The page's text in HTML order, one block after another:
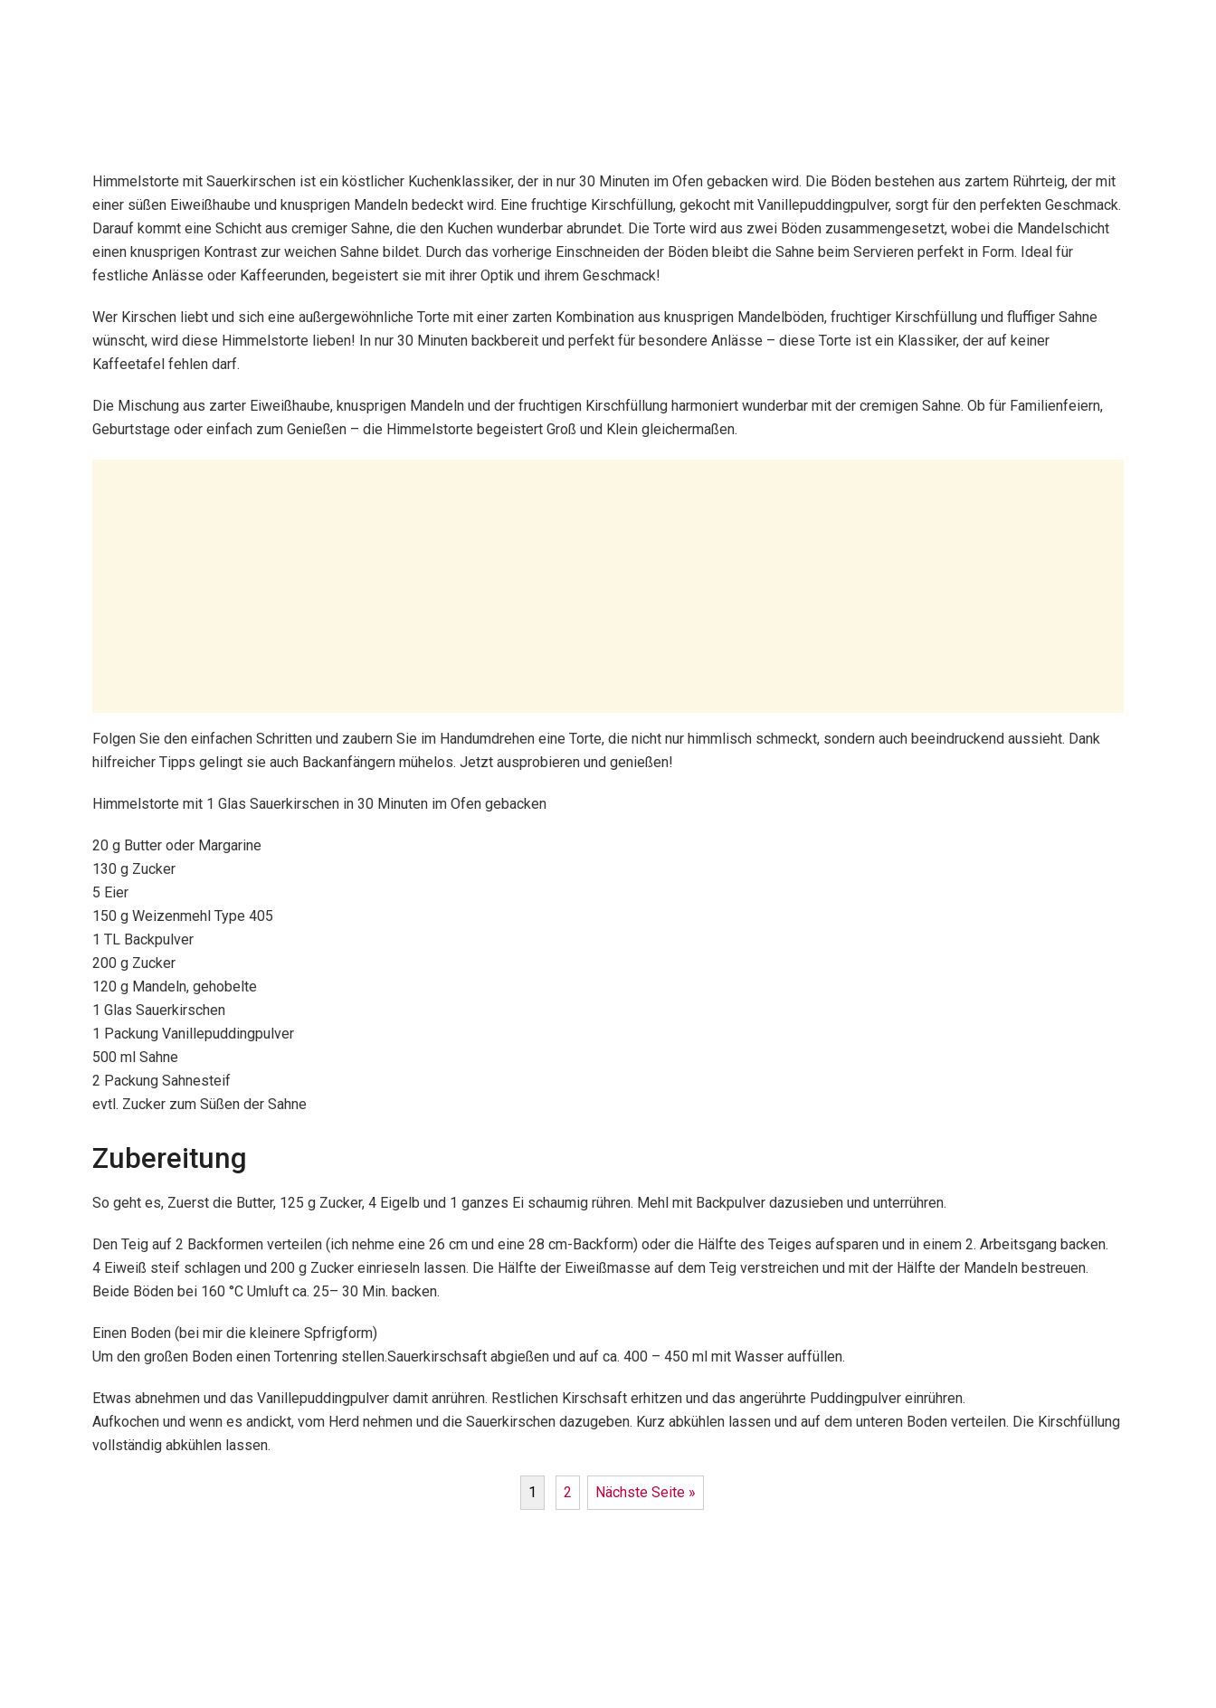
Himmelstorte mit Sauerkirschen ist ein köstlicher Kuchenklassiker, der in nur 30 Minuten im Ofen gebacken wird. Die Böden bestehen aus zartem Rührteig, der mit
einer süßen Eiweißhaube und knusprigen Mandeln bedeckt wird. Eine fruchtige Kirschfüllung, gekocht mit Vanillepuddingpulver, sorgt für den perfekten Geschmack.
Darauf kommt eine Schicht aus cremiger Sahne, die den Kuchen wunderbar abrundet. Die Torte wird aus zwei Böden zusammengesetzt, wobei die Mandelschicht
einen knusprigen Kontrast zur weichen Sahne bildet. Durch das vorherige Einschneiden der Böden bleibt die Sahne beim Servieren perfekt in Form. Ideal für
festliche Anlässe oder Kaffeerunden, begeistert sie mit ihrer Optik und ihrem Geschmack!
Wer Kirschen liebt und sich eine außergewöhnliche Torte mit einer zarten Kombination aus knusprigen Mandelböden, fruchtiger Kirschfüllung und fluffiger Sahne
wünscht, wird diese Himmelstorte lieben! In nur 30 Minuten backbereit und perfekt für besondere Anlässe – diese Torte ist ein Klassiker, der auf keiner
Kaffeetafel fehlen darf.
Die Mischung aus zarter Eiweißhaube, knusprigen Mandeln und der fruchtigen Kirschfüllung harmoniert wunderbar mit der cremigen Sahne. Ob für Familienfeiern,
Geburtstage oder einfach zum Genießen – die Himmelstorte begeistert Groß und Klein gleichermaßen.
Folgen Sie den einfachen Schritten und zaubern Sie im Handumdrehen eine Torte, die nicht nur himmlisch schmeckt, sondern auch beeindruckend aussieht. Dank
hilfreicher Tipps gelingt sie auch Backanfängern mühelos. Jetzt ausprobieren und genießen!
Himmelstorte mit 1 Glas Sauerkirschen in 30 Minuten im Ofen gebacken
20 g Butter oder Margarine
130 g Zucker
5 Eier
150 g Weizenmehl Type 405
1 TL Backpulver
200 g Zucker
120 g Mandeln, gehobelte
1 Glas Sauerkirschen
1 Packung Vanillepuddingpulver
500 ml Sahne
2 Packung Sahnesteif
evtl. Zucker zum Süßen der Sahne
Zubereitung
So geht es, Zuerst die Butter, 125 g Zucker, 4 Eigelb und 1 ganzes Ei schaumig rühren. Mehl mit Backpulver dazusieben und unterrühren.
Den Teig auf 2 Backformen verteilen (ich nehme eine 26 cm und eine 28 cm-Backform) oder die Hälfte des Teiges aufsparen und in einem 2. Arbeitsgang backen.
4 Eiweiß steif schlagen und 200 g Zucker einrieseln lassen. Die Hälfte der Eiweißmasse auf dem Teig verstreichen und mit der Hälfte der Mandeln bestreuen.
Beide Böden bei 160 °C Umluft ca. 25– 30 Min. backen.
Einen Boden (bei mir die kleinere Spfrigform)
Um den großen Boden einen Tortenring stellen.Sauerkirschsaft abgießen und auf ca. 400 – 450 ml mit Wasser auffüllen.
Etwas abnehmen und das Vanillepuddingpulver damit anrühren. Restlichen Kirschsaft erhitzen und das angerührte Puddingpulver einrühren.
Aufkochen und wenn es andickt, vom Herd nehmen und die Sauerkirschen dazugeben. Kurz abkühlen lassen und auf dem unteren Boden verteilen. Die Kirschfüllung
vollständig abkühlen lassen.
1 2 Nächste Seite »